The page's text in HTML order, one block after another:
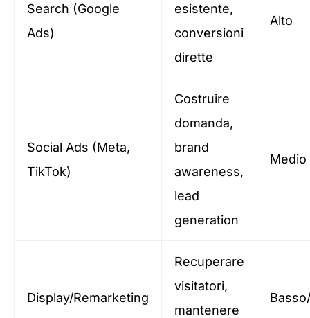
Search (Google
Ads)
esistente,
conversioni
dirette
Alto
Social Ads (Meta,
TikTok)
Costruire
domanda,
brand
awareness,
lead
generation
Medio
Display/Remarketing
Recuperare
visitatori,
mantenere